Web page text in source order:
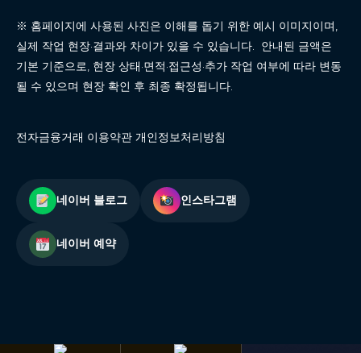
※ 홈페이지에 사용된 사진은 이해를 돕기 위한 예시 이미지이며,
실제 작업 현장·결과와 차이가 있을 수 있습니다. 안내된 금액은
기본 기준으로, 현장 상태·면적·접근성·추가 작업 여부에 따라 변동
될 수 있으며 현장 확인 후 최종 확정됩니다.
전자금융거래 이용약관 개인정보처리방침
네이버 블로그 인스타그램
네이버 예약